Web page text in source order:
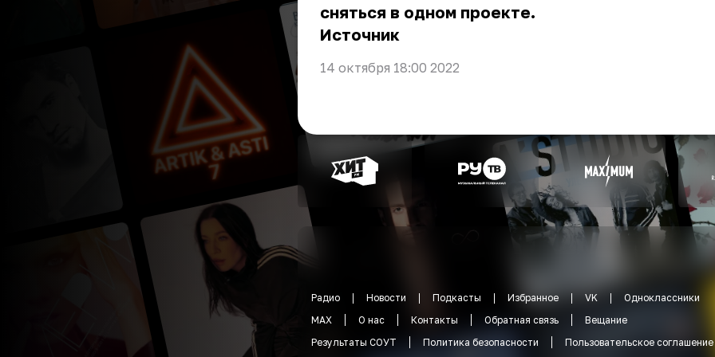
сняться в одном проекте.
Источник
14 октября 18:00 2022
Радио Новости Подкасты Избранное VK
Одноклассники
MAX
О нас Контакты Обратная связь
Вещание
Результаты СОУТ
Политика безопасности Пользовательское соглашение